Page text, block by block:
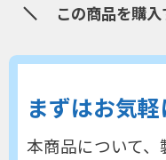
この商品を購
まずはお気軽
本商品について